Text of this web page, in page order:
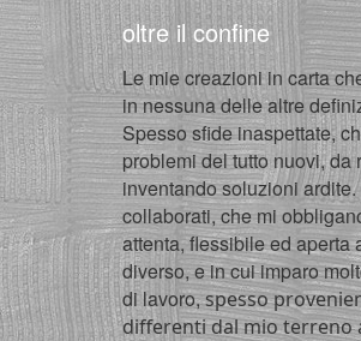
oltre il confine
Le mie creazioni in carta
in nessuna delle altre
Spesso sfide inaspettate,
problemi del tutto nuovi, da
inventando soluzioni ardite.
collaborati, che mi
attenta, flessibile ed aperta
diverso, e in cui imparo
di lavoro,spesso
differenti dal mio terreno